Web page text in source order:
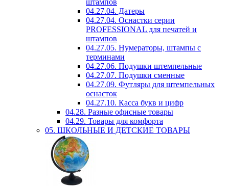
04.27.04. Датеры
04.27.04. Оснастки серии
PROFESSIONAL для печатей и
штампов
04.27.05. Нумераторы, штампы с
терминами
04.27.06. Подушки штемпельные
04.27.07. Подушки сменные
04.27.09. Футляры для штемпельных
оснасток
04.27.10. Касса букв и цифр
04.28. Разные офисные товары
04.29. Товары для комфорта
05. ШКОЛЬНЫЕ И ДЕТСКИЕ ТОВАРЫ